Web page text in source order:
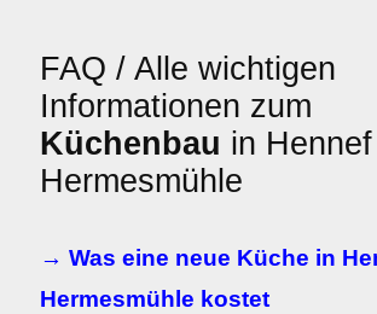
FAQ / Alle wichtigen
Informationen zum
Küchenbau in Hennef
Hermesmühle
→ Was eine neue Küche in
Hermesmühle kostet